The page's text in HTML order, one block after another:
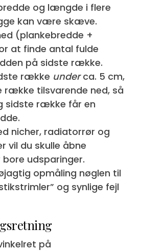
og længde i flere
kan være skæve.
(plankebredde +
at finde antal fulde
på sidste række.
række underca. 5 cm,
tilsvarende ned, så
sidste række får en
nicher, radiatorrør og
vil du skulle åbne
udsparinger.
opmåling nøglen til
og synlige fejl
på